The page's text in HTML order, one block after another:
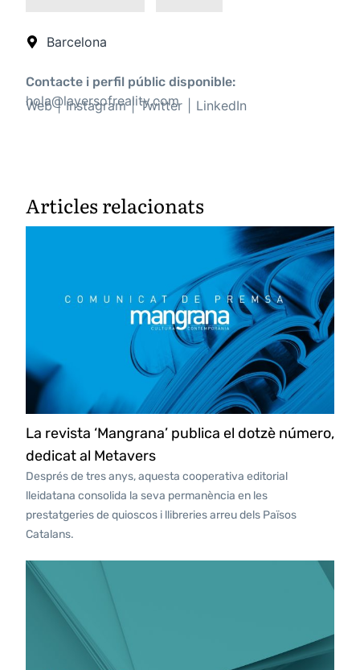
Barcelona
Contacte i perfil públic disponible:
hola@layersofreality.com
Web Instagram Twitter LinkedIn
Articles relacionats
La revista ‘Mangrana’ publica el dotzè número,
dedicat al Metavers
Després de tres anys, aquesta cooperativa editorial
lleidatana consolida la seva permanència en les
prestatgeries de quioscos i llibreries arreu dels Països
Catalans.